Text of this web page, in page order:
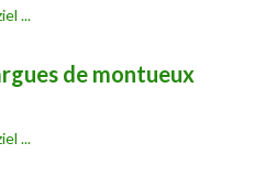
...
de montueux
...